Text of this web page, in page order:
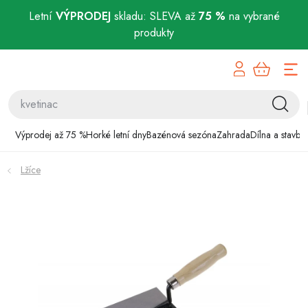
Letní VÝPRODEJskladu: SLEVA až 75 % na vybrané
produkty
Výprodej až 75 %Horké letní dnyBazénová sezónaZahradaDílna a stavba
Bazénová sezóna
Zahrada
Lžíce